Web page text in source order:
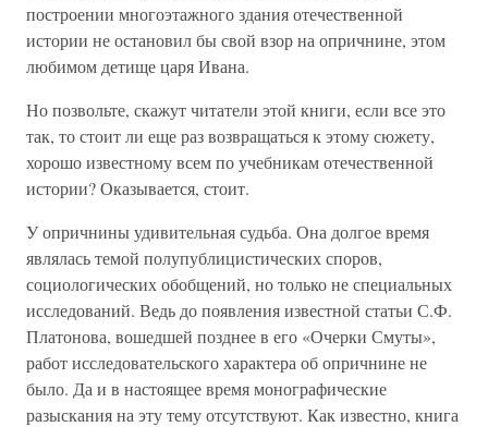
построении многоэтажного здания отечественной
истории не остановил бы свой взор на опричнине, этом
любимом детище царя Ивана.
Но позвольте, скажут читатели этой книги, если все это
так, то стоит ли еще раз возвращаться к этому сюжету,
хорошо известному всем по учебникам отечественной
истории? Оказывается, стоит.
У опричнины удивительная судьба. Она долгое время
являлась темой полупублицистических споров,
социологических обобщений, но только не специальных
исследований. Ведь до появления известной статьи С.Ф.
Платонова, вошедшей позднее в его «Очерки Смуты»,
работ исследовательского характера об опричнине не
было. Да и в настоящее время монографические
разыскания на эту тему отсутствуют. Как известно, книга